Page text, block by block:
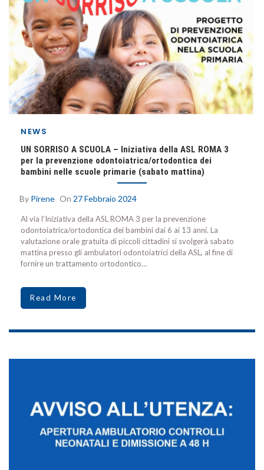
NEWS
UN SORRISO A SCUOLA – Iniziativa della ASL ROMA 3
per la prevenzione odontoiatrica/ortodontica dei
bambini nelle scuole primarie (sabato mattina)
By Pirene On 27 Febbraio 2024
Al via l’Iniziativa della ASL ROMA 3 per la prevenzione
odontoiatrica/ortodontica dei bambini dai 6 ai 13 anni. La
valutazione orale gratuita di piccoli cittadini si svolgerà sabato
mattina presso gli ambulatori odontoiatrici della ASL, al fine di
fornire un trattamento ortodontico…
Read More